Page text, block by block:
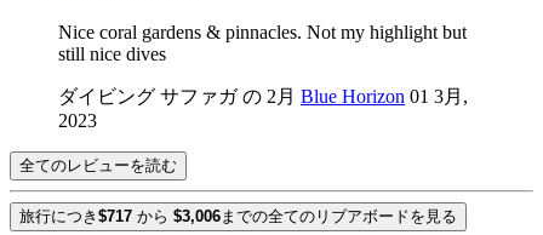
Nice coral gardens & pinnacles. Not my highlight but
still nice dives
ダイビング サファガ の 2月 Blue Horizon 01 3月,
2023
全てのレビューを読む
旅行につき $717 から $3,006 までの全てのリブアボードを見る